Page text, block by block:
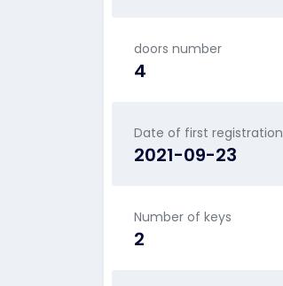
doors number
4
Date of first registration
2021-09-23
Number of keys
2